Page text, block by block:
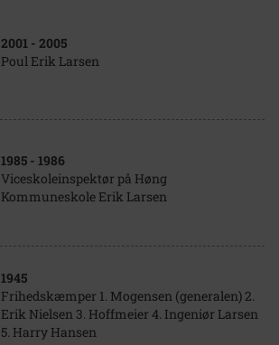
2001 - 2005
Poul Erik Larsen
1985 - 1986
Viceskoleinspektør på Høng
Kommuneskole Erik Larsen
1945
Frihedskæmper 1. Mogensen (generalen) 2.
Erik Nielsen 3. Hoffmeier 4. Ingeniør Larsen
5. Harry Hansen